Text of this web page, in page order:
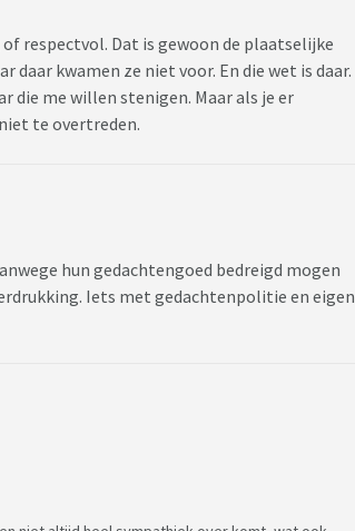
respectvol. Dat is gewoon de plaatselijke
kwamen ze niet voor. En die wet is daar.
die me willen stenigen. Maar als je er
te overtreden.
hun gedachtengoed bedreigd mogen
Iets met gedachtenpolitie en eigen